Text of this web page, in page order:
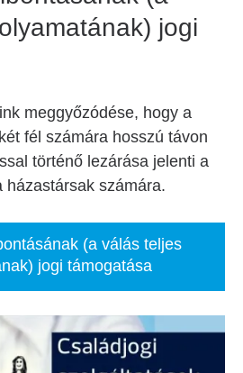
jogi
meggyőzódése, hogy a
fél számára hosszú távon
történő lezárása jelenti a
házastársak számára.
(a válás teljes
jogi támogatása